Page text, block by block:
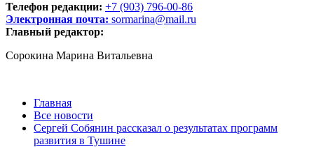
Телефон редакции: +7 (903) 796-00-86
Электронная почта: sormarina@mail.ru
Главный редактор:
Сорокина Марина Витальевна
Главная
Все новости
Сергей Собянин рассказал о результатах программ
развития в Тушине